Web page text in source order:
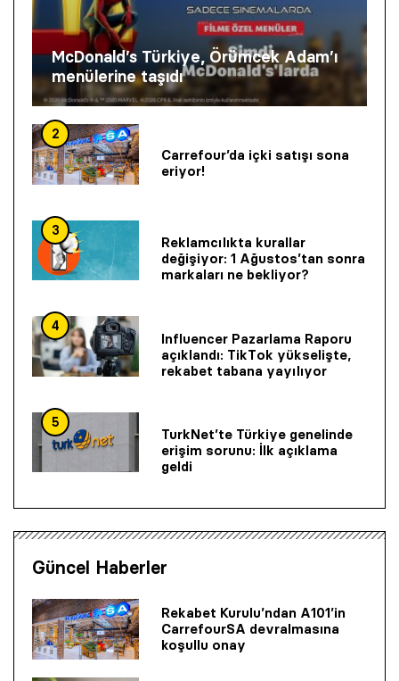
McDonald’s Türkiye, Örümcek Adam’ı
menülerine taşıdı
2
Carrefour’da içki satışı sona
eriyor!
3
Reklamcılıkta kurallar
değişiyor: 1 Ağustos’tan sonra
markaları ne bekliyor?
4
Influencer Pazarlama Raporu
açıklandı: TikTok yükselişte,
rekabet tabana yayılıyor
5
TurkNet’te Türkiye genelinde
erişim sorunu: İlk açıklama
geldi
Güncel Haberler
Rekabet Kurulu’ndan A101’in
CarrefourSA devralmasına
koşullu onay